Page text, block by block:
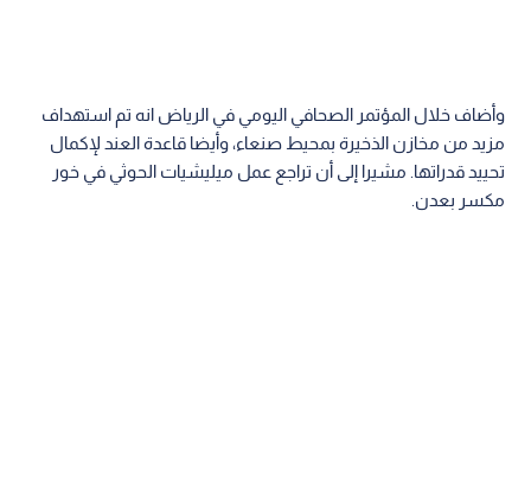
وأضاف خلال المؤتمر الصحافي اليومي في الرياض انه تم استهداف
مزيد من مخازن الذخيرة بمحيط صنعاء، وأيضا قاعدة العند لإكمال
تحييد قدراتها. مشيرا إلى أن تراجع عمل ميليشيات الحوثي في خور
مكسر بعدن.